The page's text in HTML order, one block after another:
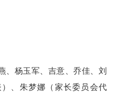
、杨玉军、吉意、乔佳、刘
、朱梦娜（家长委员会代